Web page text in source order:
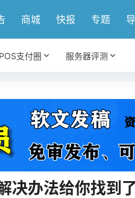
商城 快报 专题
POS支付圈 服务器评测
决办法给你找到